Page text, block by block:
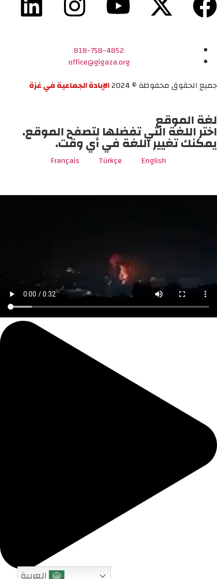
818-758-4852
office@gigaza.org
جميع الحقوق محفوظة © 2024
الإبادة الجماعية في غزة
لغة الموقع
اختر اللغة التي تفضلها لتصفح الموقع.
يمكنك تغيير اللغة في أي وقت.
English
Türkçe
Français
العربية